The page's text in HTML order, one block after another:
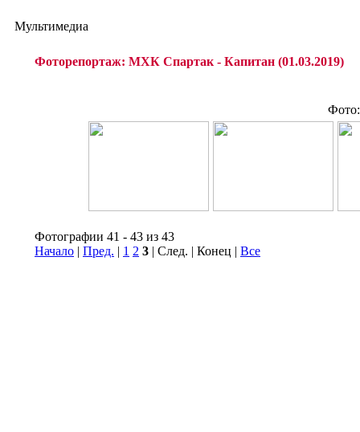
Мультимедиа
Фоторепортаж: МХК Спартак - Капитан (01.03.2019)
Фотографии 41 - 43 из 43
Начало | Пред. | 1 2 3 | След. | Конец | Все